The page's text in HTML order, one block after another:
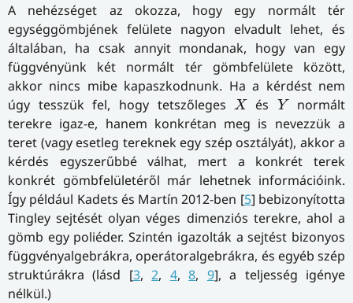
A nehézséget az okozza, hogy egy normált tér
egységgömbjének felülete nagyon elvadult lehet, és
általában, ha csak annyit mondanak, hogy van egy
függvényünk két normált tér gömbfelülete között,
akkor nincs mibe kapaszkodnunk. Ha a kérdést nem
úgy tesszük fel, hogy tetszőlegesX
X és Y
Ynormált
terekre igaz-e, hanem konkrétan meg is nevezzük a
teret (vagy esetleg tereknek egy szép osztályát), akkor a
kérdés egyszerűbbé válhat, mert a konkrét terek
konkrét gömbfelületéről már lehetnek információink.
Így például Kadets és Martín 2012-ben [5] bebizonyította
Tingley sejtését olyan véges dimenziós terekre, ahol a
gömb egy poliéder. Szintén igazolták a sejtést bizonyos
függvényalgebrákra, operátoralgebrákra, és egyéb szép
struktúrákra (lásd [3,2, 4,8, 9], a teljesség igénye
nélkül.)